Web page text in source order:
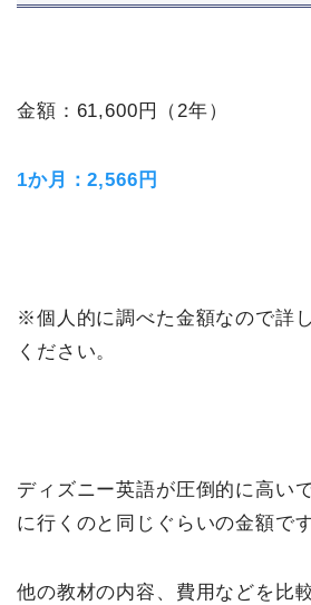
金額：61,600円（2年）
1か月：2,566円
※個人的に調べた金額なので詳
ください。
ディズニー英語が圧倒的に高い
に行くのと同じぐらいの金額です
他の教材の内容、費用などを比